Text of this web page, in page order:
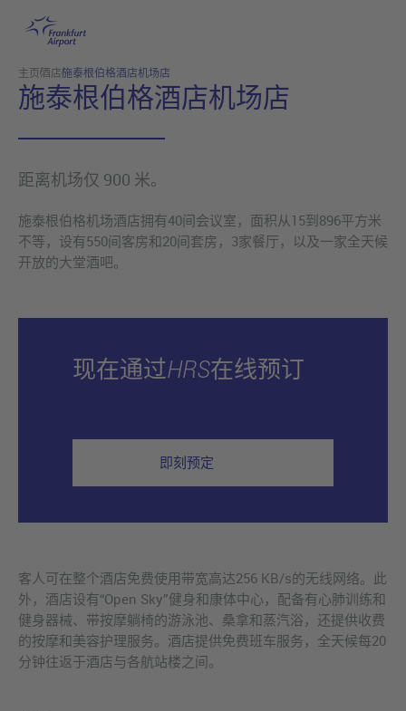
跳转至主页
主页酒店施泰根伯格酒店机场店
施泰根伯格酒店机场店
距离机场仅 900 米。
施泰根伯格机场酒店拥有40间会议室，面积从15到896平方米
不等，设有550间客房和20间套房，3家餐厅，以及一家全天候
开放的大堂酒吧。
现在通过HRS在线预订
即刻预定
客人可在整个酒店免费使用带宽高达256 KB/s的无线网络。此
外，酒店设有“Open Sky”健身和康体中心，配备有心肺训练和
健身器械、带按摩躺椅的游泳池、桑拿和蒸汽浴，还提供收费
的按摩和美容护理服务。酒店提供免费班车服务，全天候每20
分钟往返于酒店与各航站楼之间。